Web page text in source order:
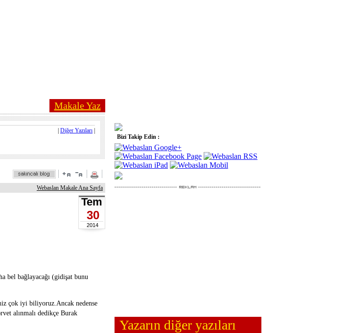
Makale Yaz
Diğer Yazıları
Webaslan Makale Ana Sayfa
Tem
30
2014
bel bağlayacağı (gidişat bunu
çok iyi biliyoruz.Ancak nedense
alınmalı dedikçe Burak
Bizi Takip Edin :
Yazarın diğer yazıları